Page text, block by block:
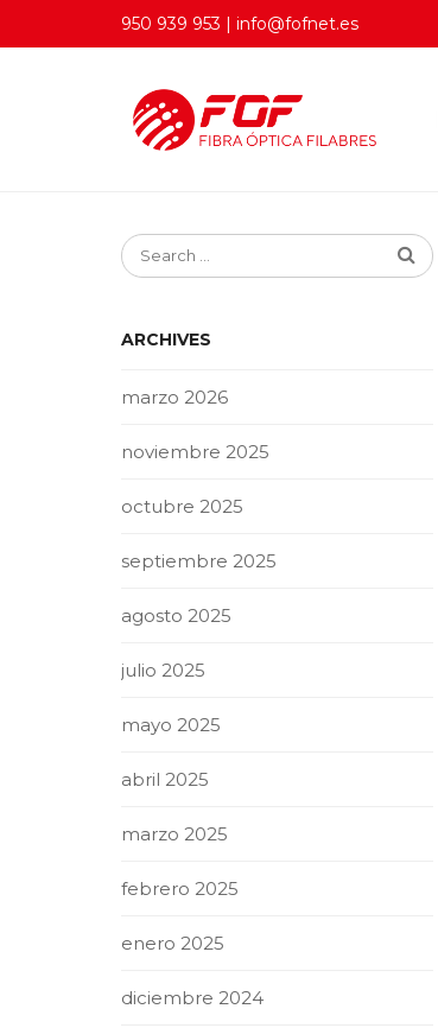
950 939 953 | info@fofnet.es
ARCHIVES
marzo 2026
noviembre 2025
octubre 2025
septiembre 2025
agosto 2025
julio 2025
mayo 2025
abril 2025
marzo 2025
febrero 2025
enero 2025
diciembre 2024